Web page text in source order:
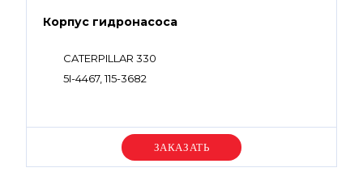
Корпус гидронасоса
CATERPILLAR 330
5I-4467, 115-3682
Уточняйте цену